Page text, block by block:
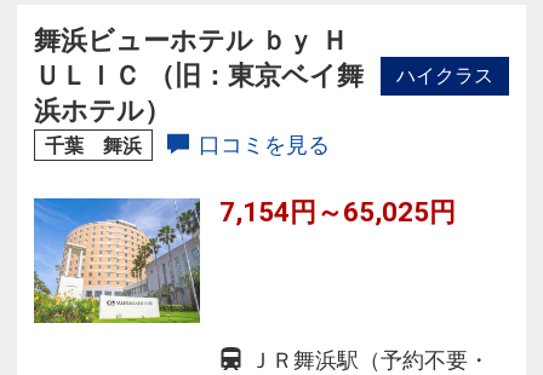
舞浜ビューホテル ｂｙ Ｈ
ＵＬＩＣ （旧：東京ベイ舞
浜ホテル）
ハイクラス
千葉 舞浜 口コミを見る
7,154円～65,025円
ＪＲ舞浜駅（予約不要・